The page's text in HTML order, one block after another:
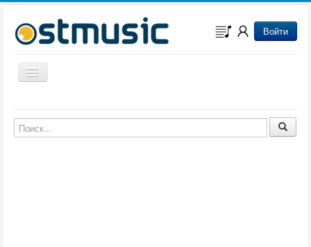
Войти
Включить/выключить навигацию
Музыка из мультфильмов
Музыка из сериалов